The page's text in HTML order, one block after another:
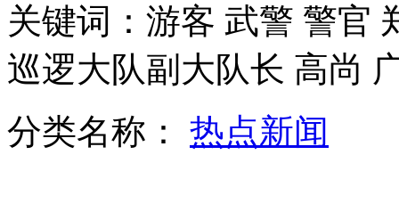
蓝可儿或将下葬 其父面容消瘦
关键词：游客 武警 警官
巡逻大队副大队长 高尚
分类名称： 热点新闻